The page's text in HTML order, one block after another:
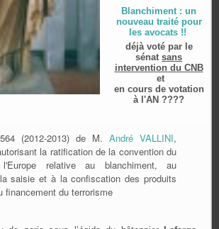
Blanchiment : un
nouveau traité pour
les avocats !!
déjà voté par le
sénatsans
intervention du CNB
et
en cours de votation
à l'AN ????
(2012-2013) de M. André VALLINI,
la ratification de la convention du
relative au blanchiment, au
saisie et à la confiscation des produits
financement du terrorisme